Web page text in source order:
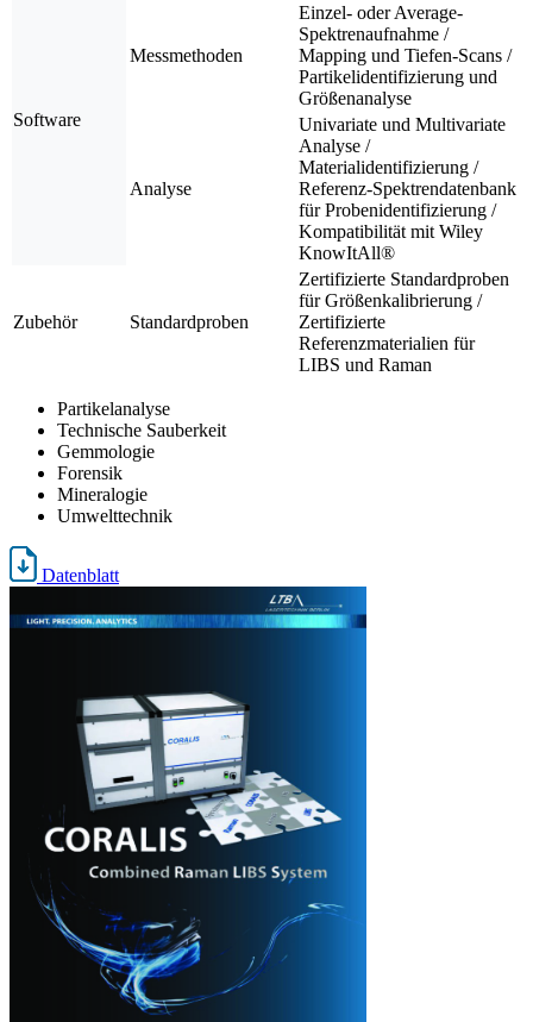
Software
Messmethoden
Einzel- oder Average-
Spektrenaufnahme /
Mapping und Tiefen-Scans /
Partikelidentifizierung und
Größenanalyse
Analyse
Univariate und Multivariate
Analyse /
Materialidentifizierung /
Referenz-Spektrendatenbank
für Probenidentifizierung /
Kompatibilität mit Wiley
KnowItAll®
Zubehör Standardproben
Zertifizierte Standardproben
für Größenkalibrierung /
Zertifizierte
Referenzmaterialien für
LIBS und Raman
Partikelanalyse
Technische Sauberkeit
Gemmologie
Forensik
Mineralogie
Umwelttechnik
Datenblatt